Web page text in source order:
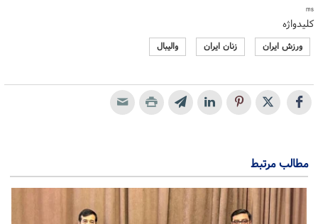
ms
کلیدواژه
ورزش ایران زنان ایران والیبال
مطالب مرتبط